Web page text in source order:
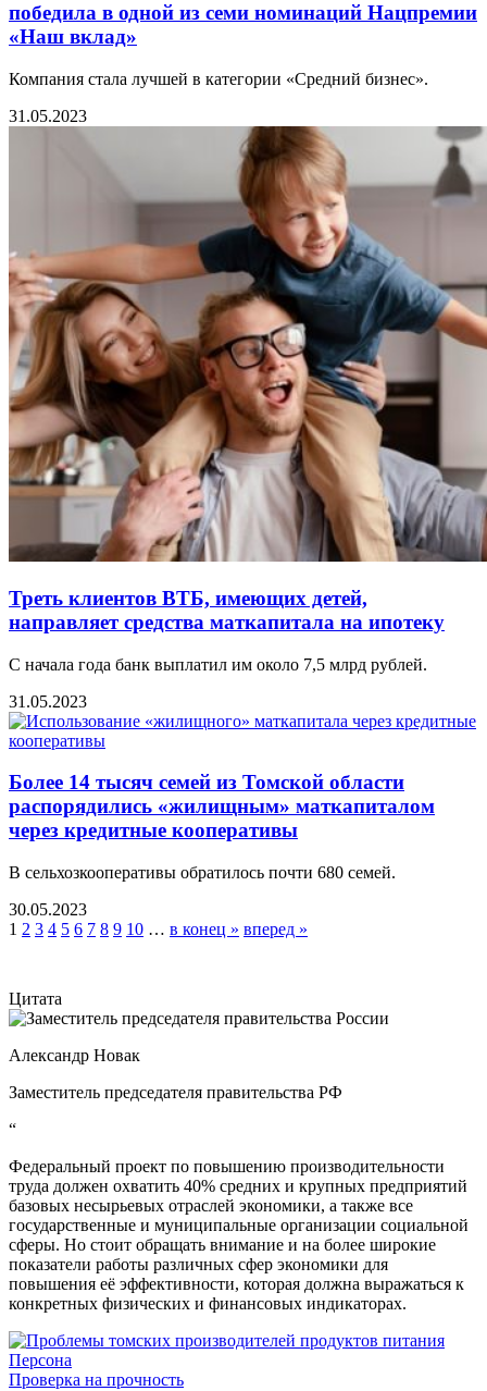
победила в одной из семи номинаций Нацпремии
«Наш вклад»
Компания стала лучшей в категории «Средний бизнес».
31.05.2023
Треть клиентов ВТБ, имеющих детей,
направляет средства маткапитала на ипотеку
С начала года банк выплатил им около 7,5 млрд рублей.
31.05.2023
Более 14 тысяч семей из Томской области
распорядились «жилищным» маткапиталом
через кредитные кооперативы
В сельхозкооперативы обратилось почти 680 семей.
30.05.2023
1 2 3 4 5 6 7 8 9 10 … в конец » вперед »
Цитата
Александр Новак
Заместитель председателя правительства РФ
“
Федеральный проект по повышению производительности
труда должен охватить 40% средних и крупных предприятий
базовых несырьевых отраслей экономики, а также все
государственные и муниципальные организации социальной
сферы. Но стоит обращать внимание и на более широкие
показатели работы различных сфер экономики для
повышения её эффективности, которая должна выражаться к
конкретных физических и финансовых индикаторах.
Персона
Проверка на прочность